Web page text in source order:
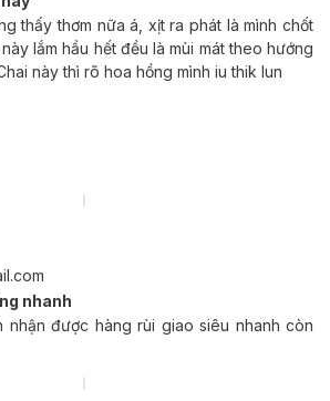
thấy thơm nữa á, xịt ra phát là mình chốt
lắm hầu hết đều là mùi mát theo hướng
này thì rõ hoa hồng mình iu thik lun
nhanh
nhận được hàng rùi giao siêu nhanh còn